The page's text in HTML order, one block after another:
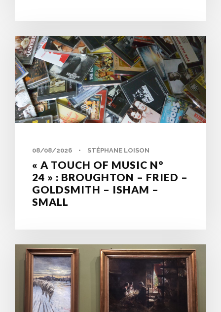
0
08/08/2026 • STÉPHANE LOISON
« A TOUCH OF MUSIC N°
24 » : BROUGHTON – FRIED –
GOLDSMITH – ISHAM –
SMALL